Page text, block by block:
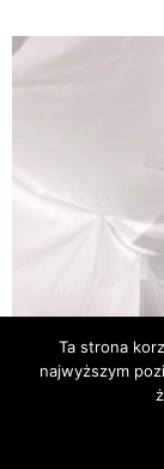
Ta strona
najwyższym